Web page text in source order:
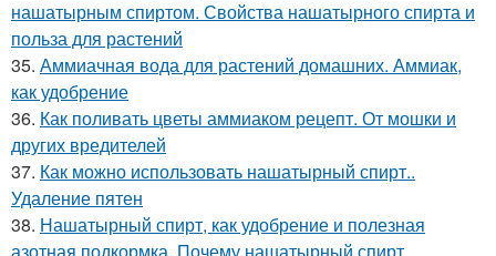
нашатырным спиртом. Свойства нашатырного спирта и
польза для растений
35. Аммиачная вода для растений домашних. Аммиак,
как удобрение
36. Как поливать цветы аммиаком рецепт. От мошки и
других вредителей
37. Как можно использовать нашатырный спирт..
Удаление пятен
38. Нашатырный спирт, как удобрение и полезная